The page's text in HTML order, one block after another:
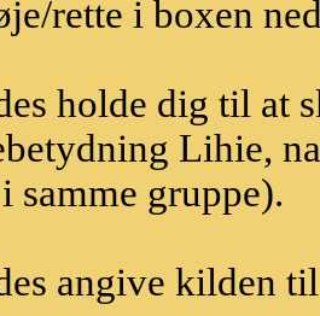
rette i boxen
holde dig til at
Lihie,
samme gruppe).
angive kilden